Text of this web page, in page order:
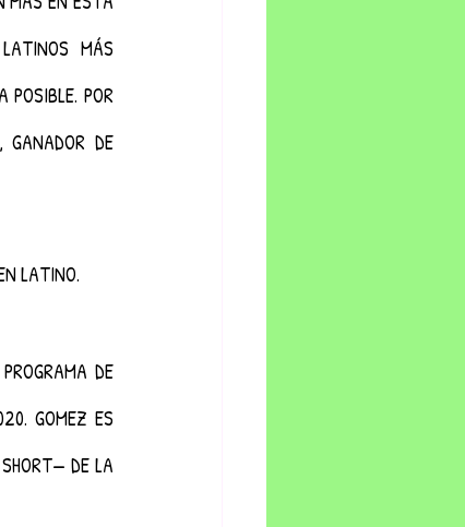
MÁS
POR
DE
LATINO.
DE
GOMEZ ES
DE LA